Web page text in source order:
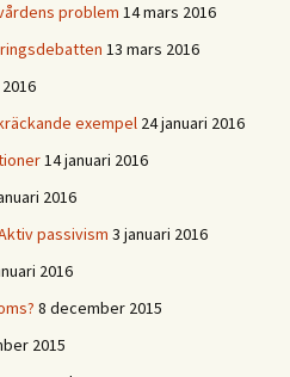
problem 14 mars 2016
13 mars 2016
exempel 24 januari 2016
14 januari 2016
2016
passivism 3 januari 2016
2016
8 december 2015
2015